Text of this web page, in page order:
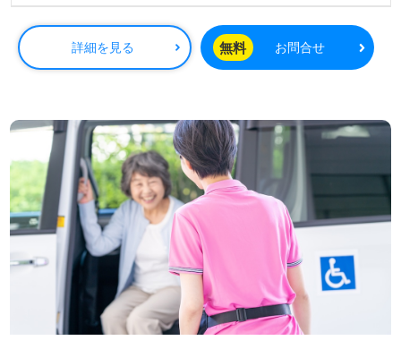
訪問45分の場合の給与：1,090円～ ※詳細は面接時にご説明させていただき
ます
詳細を見る 無料 お問合せ